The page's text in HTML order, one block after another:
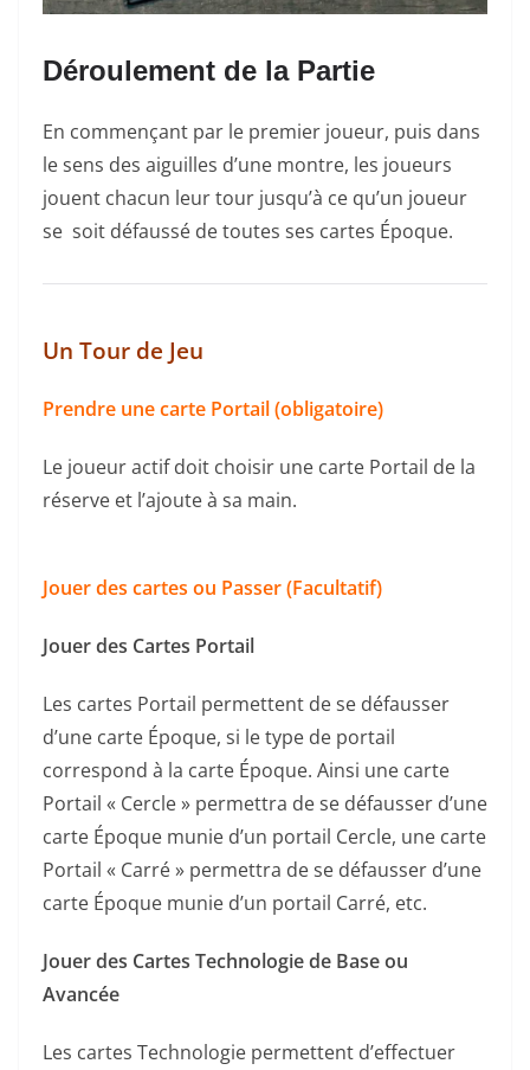
Déroulement de la Partie
En commençant par le premier joueur, puis dans
le sens des aiguilles d’une montre, les joueurs
jouent chacun leur tour jusqu’à ce qu’un joueur
se soit défaussé de toutes ses cartes Époque.
Un Tour de Jeu
Prendre une carte Portail (obligatoire)
Le joueur actif doit choisir une carte Portail de la
réserve et l’ajoute à sa main.
Jouer des cartes ou Passer (Facultatif)
Jouer des Cartes Portail
Les cartes Portail permettent de se défausser
d’une carte Époque, si le type de portail
correspond à la carte Époque. Ainsi une carte
Portail « Cercle » permettra de se défausser d’une
carte Époque munie d’un portail Cercle, une carte
Portail « Carré » permettra de se défausser d’une
carte Époque munie d’un portail Carré, etc.
Jouer des Cartes Technologie de Base ou
Avancée
Les cartes Technologie permettent d’effectuer